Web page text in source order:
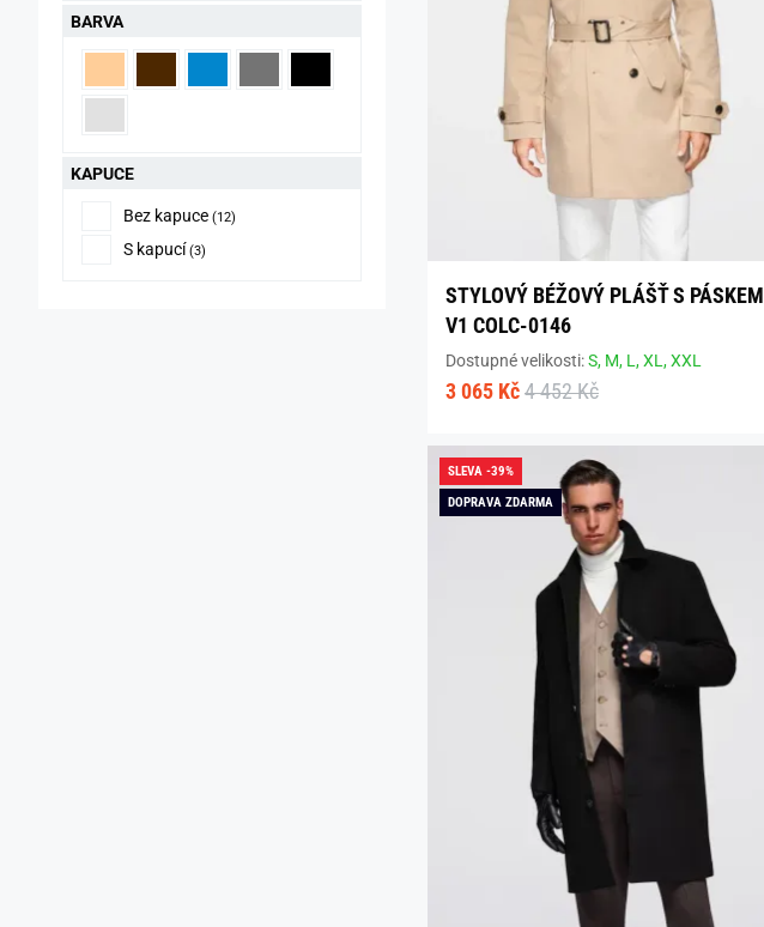
BARVA
KAPUCE
Bez kapuce (12)
S kapucí (3)
STYLOVÝ BÉŽOVÝ PLÁŠŤ S PÁSKEM
V1 COLC-0146
Dostupné velikosti:S, M, L,XL,XXL
3 065 Kč 4 452 Kč
SLEVA -39%
DOPRAVA ZDARMA